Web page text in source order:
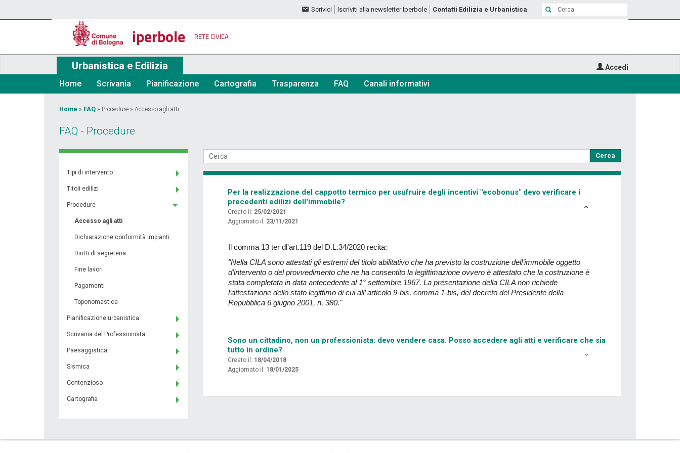
Scrivici Iscriviti alla newsletter Iperbole Contatti Edilizia e Urbanistica
iperbole RETE CIVICA
Urbanistica e Edilizia Accedi
Home Scrivania Pianificazione Cartografia Trasparenza FAQ Canali informativi
Tu
sei
Home » FAQ » Procedure » Accesso agli atti
FAQ - Procedure
Tipi di intervento
Titoli edilizi
Procedure
Accesso agli atti
Dichiarazione conformità impianti
Diritti di segreteria
Fine lavori
Pagamenti
Toponomastica
Pianificazione urbanistica
Scrivania del Professionista
Paesaggistica
Sismica
Contenzioso
Cartografia
Cerca
Per la realizzazione del cappotto termico per usufruire degli incentivi "ecobonus" devo verificare i
precedenti edilizi dell'immobile?
Creato il: 25/02/2021
Aggiornato il: 23/11/2021
Il comma 13 ter dl'art.119 del D.L.34/2020 recita:
"Nella CILA sono attestati gli estremi del titolo abilitativo che ha previsto la costruzione dell’immobile oggetto
d’intervento o del provvedimento che ne ha consentito la legittimazione ovvero è attestato che la costruzione è
stata completata in data antecedente al 1° settembre 1967. La presentazione della CILA non richiede
l’attestazione dello stato legittimo di cui all’ articolo 9-bis, comma 1-bis, del decreto del Presidente della
Repubblica 6 giugno 2001, n. 380."
Sono un cittadino, non un professionista: devo vendere casa. Posso accedere agli atti e verificare che sia
tutto in ordine?
Creato il: 18/04/2018
Aggiornato il: 18/01/2025